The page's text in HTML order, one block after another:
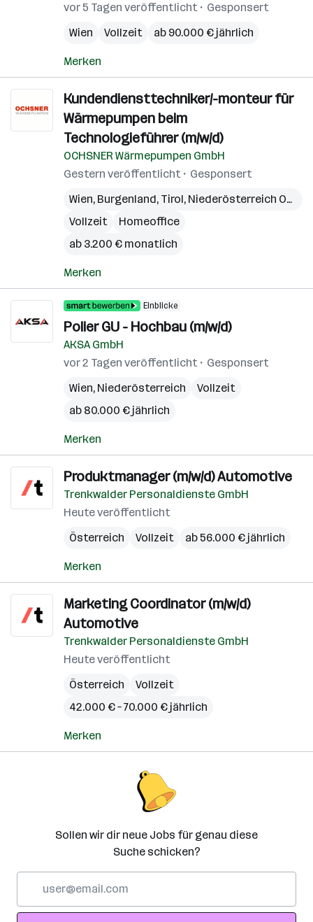
vor 5 Tagen veröffentlicht
Gesponsert
Wien
Vollzeit ab 90.000 € jährlich
Merken
Kundendiensttechniker/-monteur für
Wärmepumpen beim
Technologieführer (m/w/d)
OCHSNER Wärmepumpen GmbH
Gestern veröffentlicht
Gesponsert
Wien, Burgenland, Tirol, Niederösterreich Ost
Vollzeit
Homeoffice
ab 3.200 € monatlich
Merken
Einblicke
Polier GU - Hochbau (m/w/d)
AKSA GmbH
vor 2 Tagen veröffentlicht
Gesponsert
Wien, Niederösterreich
Vollzeit
ab 80.000 € jährlich
Merken
Produktmanager (m/w/d) Automotive
Trenkwalder Personaldienste GmbH
Heute veröffentlicht
Österreich
Vollzeit ab 56.000 € jährlich
Merken
Marketing Coordinator (m/w/d)
Automotive
Trenkwalder Personaldienste GmbH
Heute veröffentlicht
Österreich
Vollzeit
42.000 € – 70.000 € jährlich
Merken
Sollen wir dir neue Jobs für genau diese
Suche schicken?
Adresse